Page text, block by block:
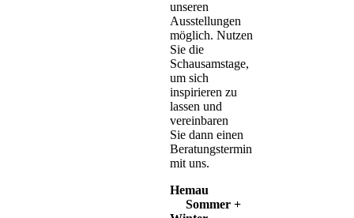
unseren
Ausstellungen
möglich. Nutzen
Sie die
Schausamstage,
um sich
inspirieren zu
lassen und
vereinbaren
Sie dann einen
Beratungstermin
mit uns.
Hemau
Sommer +